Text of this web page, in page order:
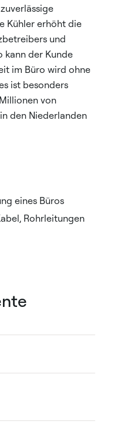
Kühler erhöht die
und
kann der Kunde
im Büro wird ohne
ist besonders
von
den Niederlanden
eines Büros
Rohrleitungen